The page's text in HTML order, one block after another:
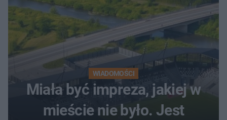
WIADOMOŚCI
Miała być impreza, jakiej w
mieście nie było. Jest